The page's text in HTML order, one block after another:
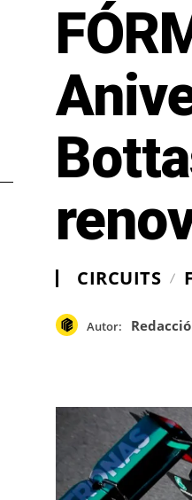
CIRCUITS
Autor: Redacció